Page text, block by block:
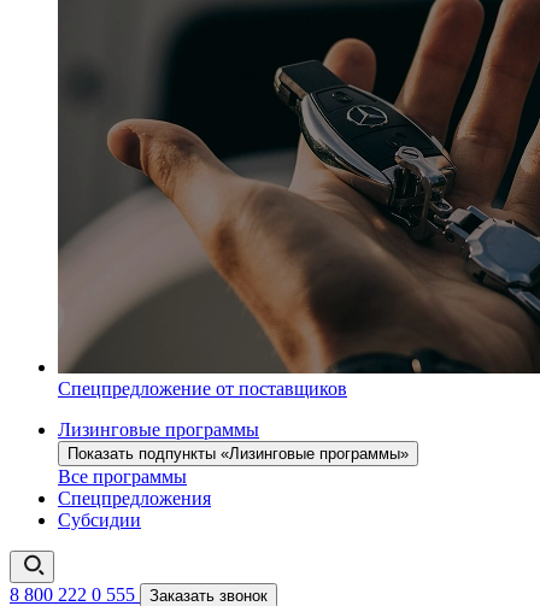
Спецпредложение от поставщиков
Лизинговые программы
Показать подпункты «Лизинговые программы»
Все программы
Спецпредложения
Субсидии
8 800 222 0 555
Заказать звонок